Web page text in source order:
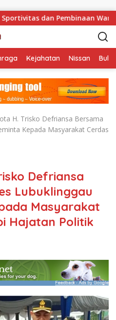
Pembinaan Warga Binaan.
Kejahatan Nissan
H. Trisko Defriansa Bersama
Kepada Masyarakat Cerdas
Defriansa
Lubuklinggau
Masyarakat
Hajatan Politik